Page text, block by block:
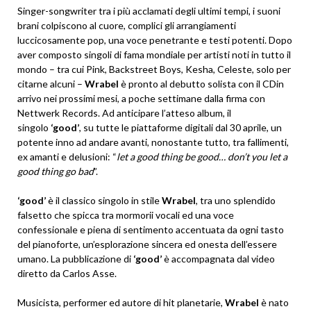
Singer-songwriter tra i più acclamati degli ultimi tempi, i suoni
brani colpiscono al cuore, complici gli arrangiamenti
luccicosamente pop, una voce penetrante e testi potenti. Dopo
aver composto singoli di fama mondiale per artisti noti in tutto il
mondo – tra cui Pink, Backstreet Boys, Kesha, Celeste, solo per
citarne alcuni – Wrabel è pronto al debutto solista con il CDin
arrivo nei prossimi mesi, a poche settimane dalla firma con
Nettwerk Records. Ad anticipare l’atteso album, il
singolo ‘good’, su tutte le piattaforme digitali dal 30 aprile, un
potente inno ad andare avanti, nonostante tutto, tra fallimenti,
ex amanti e delusioni: “let a good thing be good… don’t you let a
good thing go bad”.
‘good’è il classico singolo in stileWrabel, tra uno splendido
falsetto che spicca tra mormorii vocali ed una voce
confessionale e piena di sentimento accentuata da ogni tasto
del pianoforte, un’esplorazione sincera ed onesta dell’essere
umano. La pubblicazione di ‘good’è accompagnata dal video
diretto da Carlos Asse.
Musicista, performer ed autore di hit planetarie, Wrabel è nato